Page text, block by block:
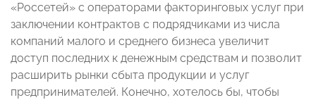
«Россетей» с операторами факторинговых услуг при
заключении контрактов с подрядчиками из числа
компаний малого и среднего бизнеса увеличит
доступ последних к денежным средствам и позволит
расширить рынки сбыта продукции и услуг
предпринимателей. Конечно, хотелось бы, чтобы